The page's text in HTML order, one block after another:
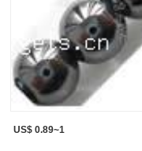
US$ 0.89~1